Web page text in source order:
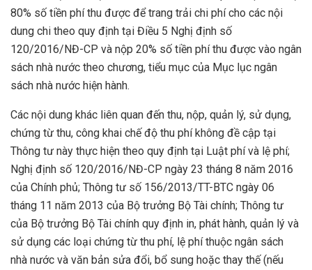
80% số tiền phí thu được để trang trải chi phí cho các nội
dung chi theo quy định tại Điều 5 Nghị định số
120/2016/NĐ-CP và nộp 20% số tiền phí thu được vào ngân
sách nhà nước theo chương, tiểu mục của Mục lục ngân
sách nhà nước hiện hành.
Các nội dung khác liên quan đến thu, nộp, quản lý, sử dụng,
chứng từ thu, công khai chế độ thu phí không đề cập tại
Thông tư này thực hiện theo quy định tại Luật phí và lệ phí;
Nghị định số 120/2016/NĐ-CP ngày 23 tháng 8 năm 2016
của Chính phủ; Thông tư số 156/2013/TT-BTC ngày 06
tháng 11 năm 2013 của Bộ trưởng Bộ Tài chính; Thông tư
của Bộ trưởng Bộ Tài chính quy định in, phát hành, quản lý và
sử dụng các loại chứng từ thu phí, lệ phí thuộc ngân sách
nhà nước và văn bản sửa đổi, bổ sung hoặc thay thế (nếu